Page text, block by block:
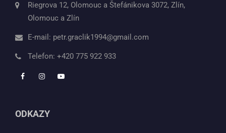
Riegrova 12, Olomouc a Štefánikova 3072, Zlín,
Olomouc a Zlín
E-mail: petr.graclik1994@gmail.com
Telefon: +420 775 922 933
ODKAZY